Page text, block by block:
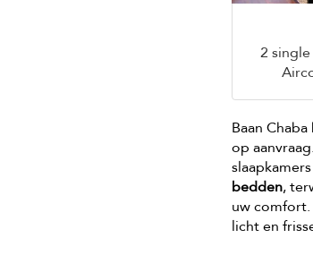
2
Baan
op
bedden,
uw
licht en